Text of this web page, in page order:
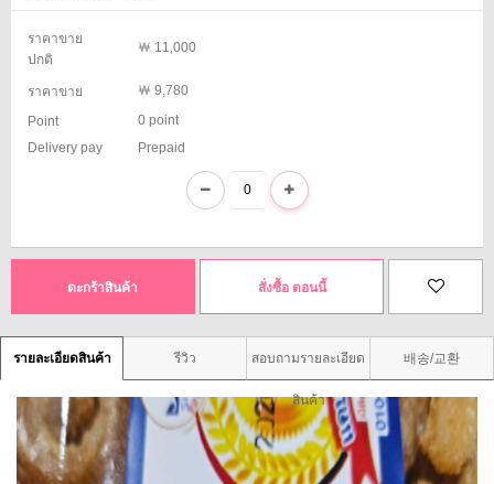
ราคาขาย
ปกติ
￦ 11,000
ราคาขาย
￦ 9,780
Point
0 point
Delivery pay
Prepaid
ตะกร้าสินค้า
รายละเอียดสินค้า รีวิว สอบถามรายละเอียด
สินค้า
배송/교환